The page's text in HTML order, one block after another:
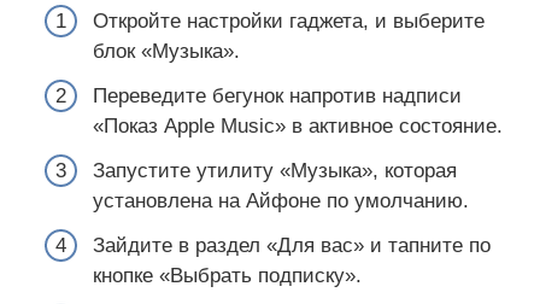
Откройте настройки гаджета, и выберите
блок «Музыка».
Переведите бегунок напротив надписи
«Показ Apple Music» в активное состояние.
Запустите утилиту «Музыка», которая
установлена на Айфоне по умолчанию.
Зайдите в раздел «Для вас» и тапните по
кнопке «Выбрать подписку».